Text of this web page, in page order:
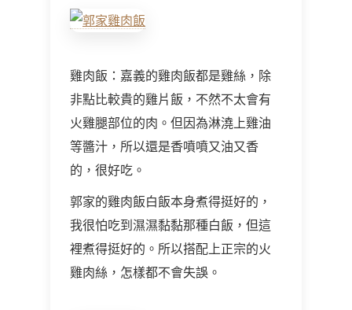
雞肉飯：嘉義的雞肉飯都是雞絲，除
非點比較貴的雞片飯，不然不太會有
火雞腿部位的肉。但因為淋澆上雞油
等醬汁，所以還是香噴噴又油又香
的，很好吃。
郭家的雞肉飯白飯本身煮得挺好的，
我很怕吃到濕濕黏黏那種白飯，但這
裡煮得挺好的。所以搭配上正宗的火
雞肉絲，怎樣都不會失誤。